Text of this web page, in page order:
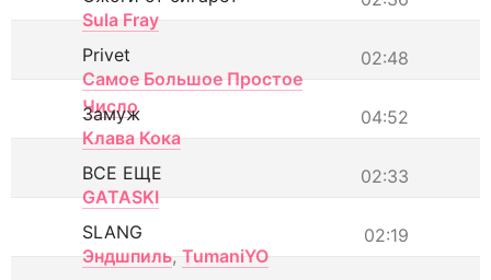
Sula Fray
02:48
Privet
Самое Большое Простое
Число
04:52
Замуж
Клава Кока
02:33
ВСЕ ЕЩЕ
GATASKI
02:19
SLANG
Эндшпиль, TumaniYO